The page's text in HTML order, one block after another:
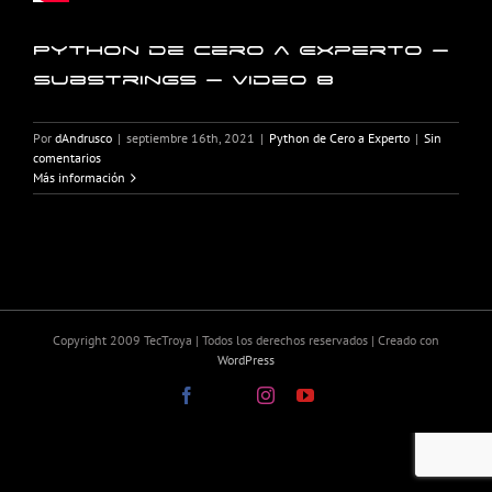
Python de Cero a Experto –
Substrings – Video 8
Por dAndrusco | septiembre 16th, 2021 | Python de Cero a Experto | Sin
comentarios
Más información
Copyright 2009 TecTroya | Todos los derechos reservados | Creado con
WordPress
Facebook InstagramYouTube